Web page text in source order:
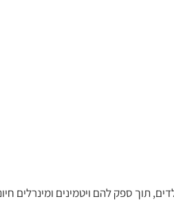
תוך ספק להם ויטמינים ומינרלים